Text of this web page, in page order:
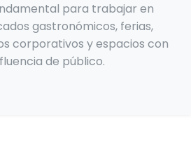
para trabajar en
gastronómicos, ferias,
corporativos y espacios con
de público.